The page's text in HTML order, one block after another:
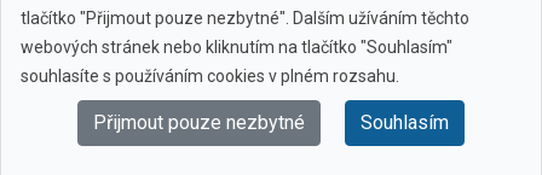
tlačítko "Přijmout pouze nezbytné". Dalším užíváním těchto
webových stránek nebo kliknutím na tlačítko "Souhlasím"
souhlasíte s používáním cookies v plném rozsahu.
Přijmout pouze nezbytné Souhlasím